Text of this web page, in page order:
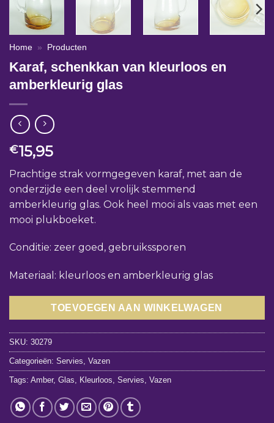
Home » Producten
Karaf, schenkkan van kleurloos en
amberkleurig glas
€15,95
Prachtige strak vormgegeven karaf, met aan de
onderzijde een deel vrolijk stemmend
amberkleurig glas. Ook heel mooi als vaas met een
mooi plukboeket.
Conditie: zeer goed, gebruikssporen
Materiaal: kleurloos en amberkleurig glas
TOEVOEGEN AAN WINKELWAGEN
SKU: 30279
Categorieën: Servies Vazen
Tags: Amber, Glas Kleurloos Servies Vazen